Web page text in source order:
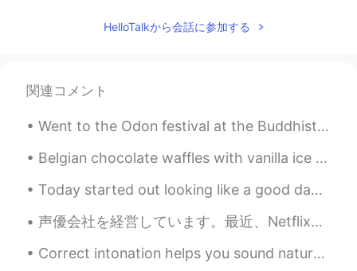
@May 何玫莎没关系的😄
Mercury 2020.03.30 00:45
CN EN
Fighting～
Mercury 2020.03.30 00:45
嘿你们～
HelloTalkから会話に参加する
関連コメント
Went to the Odon festival at the Buddhist Temple in Salt Lake City. Loved seeing people in kimono...
Belgian chocolate waffles with vanilla ice cream and a piping Hot Chocolate with whipped cream, a...
Today started out looking like a good day for a short walk. Short walks however, often turn into ...
声優会社を経営しています。最近、Netflixと取引しました。これで念願の チャリティーが始められます。しかし、国は非協力的です。チャリティー を始めるのは難しく、弁護士さえ私と話したがらないで...
Correct intonation helps you sound natural in American English. Intonation includes your tone, or...